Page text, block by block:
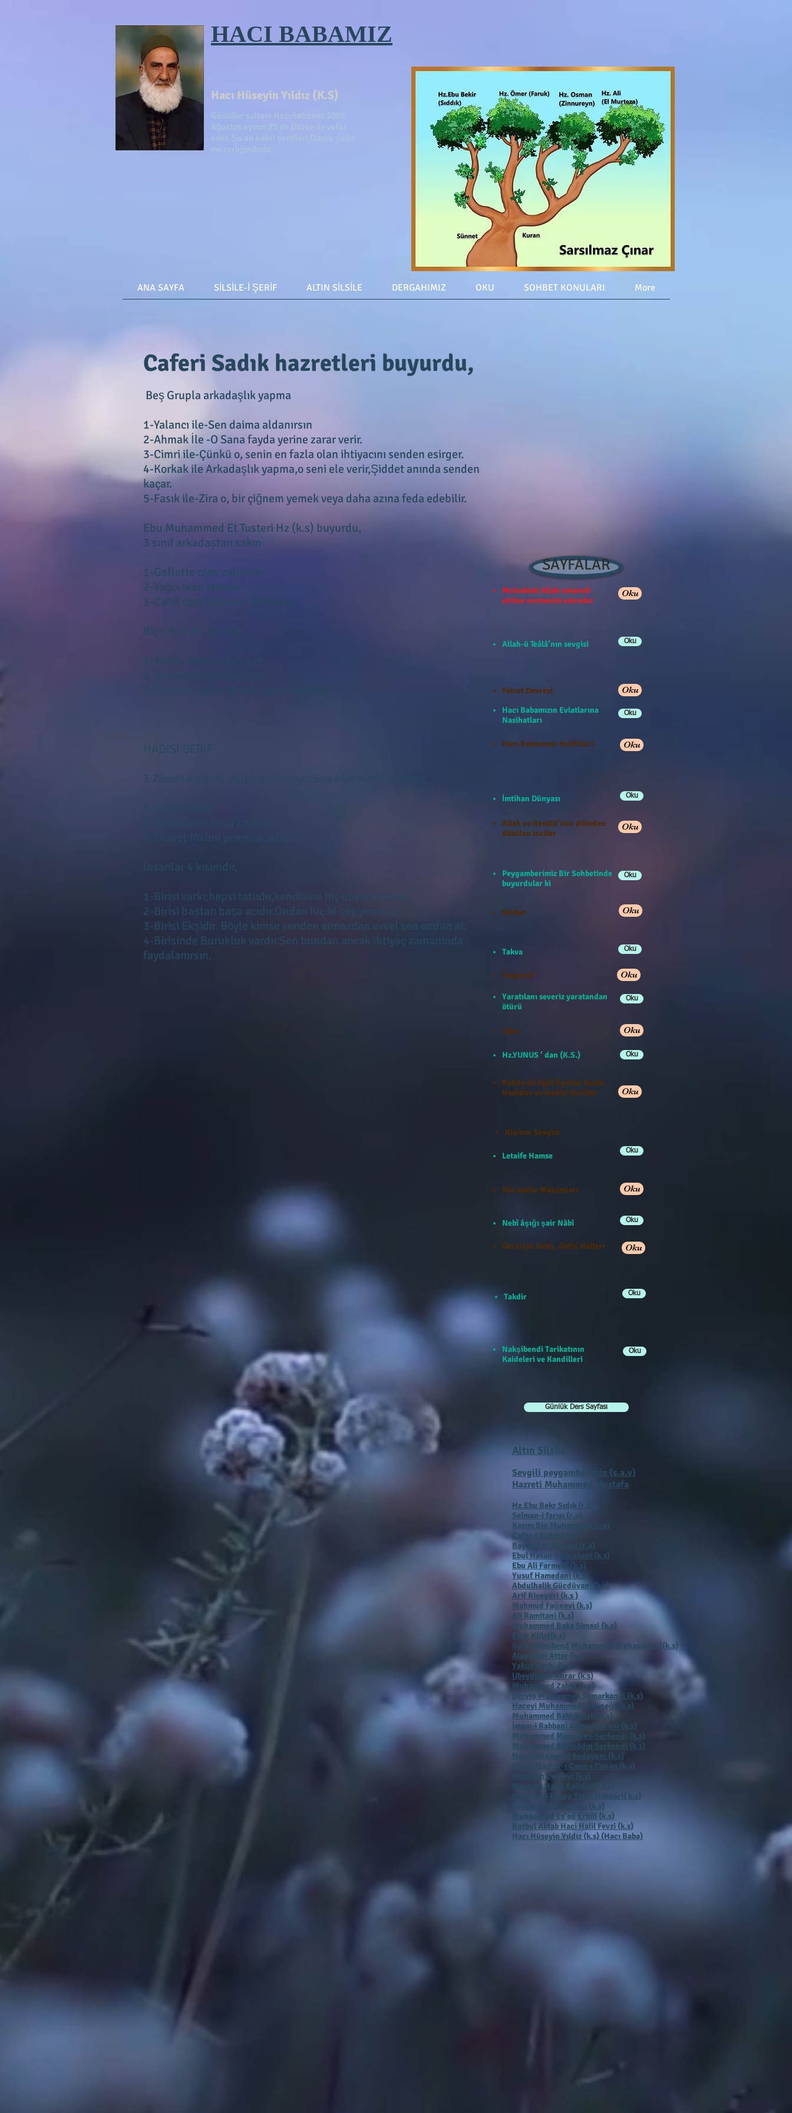
HACI BABAMIZ
Hacı Hüseyin Yıldız (K.S)
ANA SAYFA SİLSİLE-İ ŞERİF ALTIN SİLSİLE DERGAHIMIZ OKU SOHBET KONULARI More
Caferi Sadık hazretleri buyurdu,
Beş Grupla arkadaşlık yapma
1-Yalancı ile-Sen daima aldanırsın
2-Ahmak İle -O Sana fayda yerine zarar verir.
3-Cimri ile-Çünkü o, senin en fazla olan ihtiyacını senden esirger.
4-Korkak ile Arkadaşlık yapma,o seni ele verir,Şiddet anında senden
kaçar.
5-Fasık ile-Zira o, bir çiğnem yemek veya daha azına feda edebilir.
Ebu Muhammed Et Tusteri Hz (k.s) buyurdu,
3 sınıf arkadaştan sakın
1-Gaflette olan zalimler
2-Yağcı olan alimler
3-Cahil olan tasavvuf ehlinden.
Bişri Hafi Hz’leride
1-Ahiret arkadaşlığı için
HADİSİ ŞERİF
3 Zümre vardırki, Allah onların yüzüne kıyamette bakmaz
1-Birisi varki;hepsi tatlıdır,kendisine hiç doyum olmaz.
2-Birisi baştan başa acıdır.Ondan hiç bi şey yenmez
3-Birisi Ekşidir. Böyle kimse senden almazdan evvel sen ondan al.
4-Birisinde Burukluk vardır.Sen bundan ancak ihtiyaç zamanında
faydalanırsın.
Günlük Ders Sayfası
Muhakkak Allah emaneti
ehline vermenizi emreder
Oku
Allah-ü Teâlâ’nın sevgisi Oku
Fetret Devresi Oku
Hacı Babamızın Evlatlarına
Nasihatları
Oku
Oku
Hacı Babamızın Halifeleri
Oku
İmtihan Dünyası
Oku
Allah ve Resülü’nün dilinden
dökülen inciler
Oku
Peygamberimiz Bir Sohbetinde
buyurdular ki
Oku
Sohbet
Oku
Takva
Oku
Tasavvuf
Oku
Yaratılanı severiz yaratandan
ötürü
Oku
Zikir
Oku
Hz.YUNUS ‘ dan (K.S.)
Oku
Rabıta ile İlgili Âyetler Kudsi
Hadisler ve Hadisi Şerifler
Altın Silsile
Sevgili peygamberimiz (s.a.v)
Hazreti Muhammed Mustafa
Hz.Ebu Bekr Sıdık (r.a)
Selman-i farısı (r.a)
Kasım Bin Muhammed (r.a)
Cafer-i Sadık (r.a)
Bayezid el Bistami (r.a)
Ebul Hasan-i Harakani (k.s)
Ebu Ali Farmedi (k.s)
Yusuf Hamedani (k.s)
Abdulhalik Gücdüvani (k.s)
Arif Rivegeri (k.s )
Mahmud Fağnevi (k.s)
Ali Ramitani (k.s)
Muhammed Baba Simasi (k.s)
Emir Külal(k.s)
Şahı Nakşibend Muhammed (Bahauddın )(k.s)
Alauddini Attar (k.s)
Yakub Çerhi (k.s
Ubeydullah Ahrar (k.s)
Muhammed Zahid (k.s)
Derviş Muhammed Semarkandi (k.s)
Haceyi Muhammed İmkeneği (k.s)
Muhammed Baki Billah (k.s)
İmam-i Rabbani Ahmed Faruki (k.s)
Muhammed Masum es-Serhendi (k.s)
Muhammed Seyfeddın Serhendi (k.s)
Nur Muhammed Bedayunı (k.s)
Mirza Mazhar-ı Cann-ı Canan (k.s)
Abdullah Dehlevi (k.s)
Mevlana Halid Bağdadi (k.s)
Seyyid Ali Nesep Tahal Hakkari( k.s)
Seyyid Taha el Hariri (k.s)
Muhammed Es’ad Erbili (k.s)
Kutbul Aktab Haci Halil Fevzi (k.s)
Hacı Hüseyin Yıldız (k.s) (Hacı Baba)
Letaife Hamse Oku
Mürakebe Makamları
Nebî âşığı şair Nâbî Oku
Dervişin Geliş, Gidiş Halleri Oku
Takdir Oku
Kişinin Sevgisi
Nakşibendi Tarikatının
Kaideleri ve Kandilleri
Oku
Oku
SAYFALAR